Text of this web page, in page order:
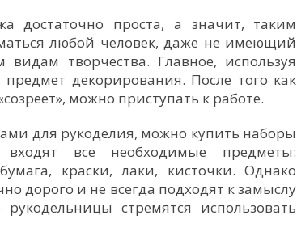
достаточно проста, а значит, таким
любой человек, даже не имеющий
творчества. Главное, используя
декорирования. После того как
можно приступать к работе.
для рукоделия, можно купить наборы
все необходимые предметы:
краски, лаки, кисточки. Однако
дорого и не всегда подходят к замыслу
стремятся использовать